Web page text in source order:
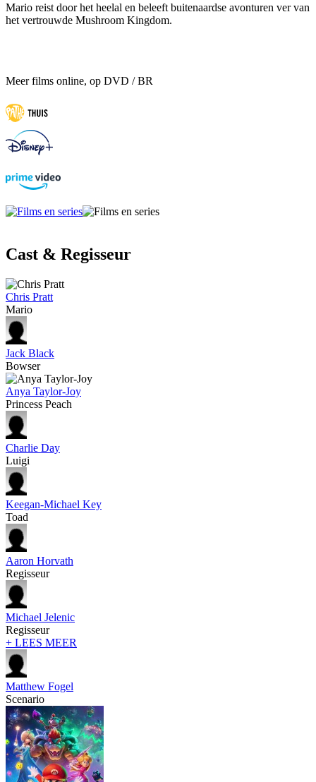
Mario reist door het heelal en beleeft buitenaardse avonturen ver van
het vertrouwde Mushroom Kingdom.
Meer films online, op DVD / BR
Cast & Regisseur
Chris Pratt
Mario
Jack Black
Bowser
Anya Taylor-Joy
Princess Peach
Charlie Day
Luigi
Keegan-Michael Key
Toad
Aaron Horvath
Regisseur
Michael Jelenic
Regisseur
+ LEES MEER
Matthew Fogel
Scenario